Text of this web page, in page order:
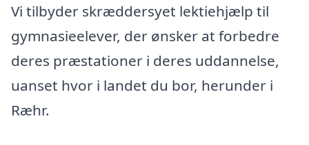
Vi tilbyder skræddersyet lektiehjælp til
gymnasieelever, der ønsker at forbedre
deres præstationer i deres uddannelse,
uanset hvor i landet du bor, herunder i
Ræhr.